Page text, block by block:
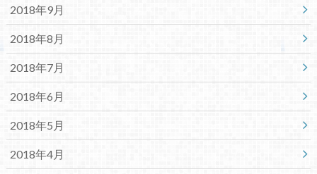
2018年9月
2018年8月
2018年7月
2018年6月
2018年5月
2018年4月